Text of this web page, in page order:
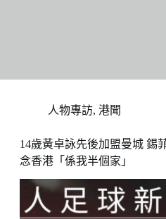
人物專訪, 港聞
14歲黃卓詠先後加盟曼城 錫
念香港「係我半個家」